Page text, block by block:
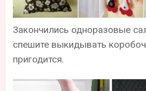
Закончились одноразовые
спешите выкидывать
пригодится.